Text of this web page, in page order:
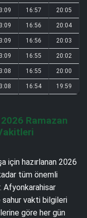
16:57 20:05
16:56 20:04
16:56 20:03
16:55 20:02
16:55 20:00
16:54 19:59
Ramazan
için hazırlanan 2026
tüm önemli
Afyonkarahisar
vakti bilgileri
göre her gün